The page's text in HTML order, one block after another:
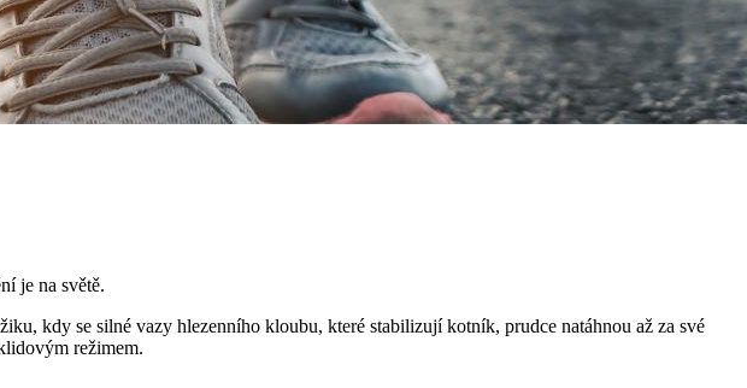
je na světě.
kdy se silné vazy hlezenního kloubu, které stabilizují kotník, prudce natáhnou až za své
režimem.